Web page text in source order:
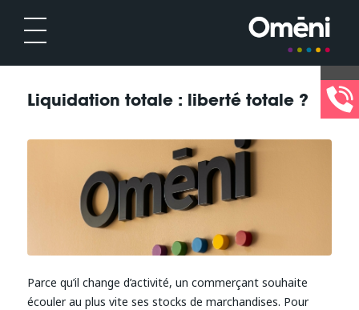
Liquidation totale : liberté totale ?
Parce qu’il change d’activité, un commerçant souhaite
écouler au plus vite ses stocks de marchandises. Pour